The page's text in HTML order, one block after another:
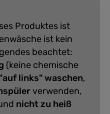
Produktes ist
ist kein
beachtet:
(keine chemische
"auf links" waschen,
verwenden,
nicht zu heiß